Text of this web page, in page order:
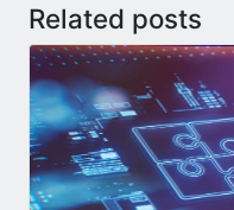
Related posts